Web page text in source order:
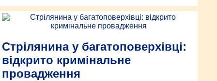
Стрілянина у багатоповерхівці:
відкрито кримінальне
провадження